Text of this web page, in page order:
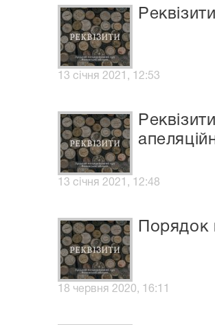
13 січня 2021, 12:53
13 січня 2021, 12:48
Порядок
18 червня 2020, 16:11